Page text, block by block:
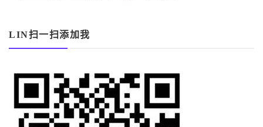
LIN扫一扫添加我